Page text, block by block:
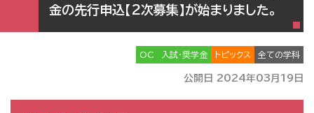
金の先行申込【2次募集】が始まりました。
OC 入試・奨学金 トピックス 全ての学科
公開日 2024年03月19日